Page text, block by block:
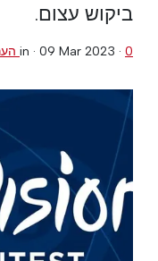
ביקוש עצום.
in · 09 Mar 2023 · 0 הערות